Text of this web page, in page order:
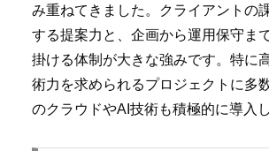
み重ねてきました。クライアントの
する提案力と、企画から運用保守ま
掛ける体制が大きな強みです。特に
術力を求められるプロジェクトに多
のクラウドやAI技術も積極的に導入